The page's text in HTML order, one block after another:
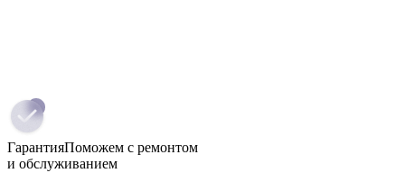
ГарантияПоможем с ремонтом
и обслуживанием